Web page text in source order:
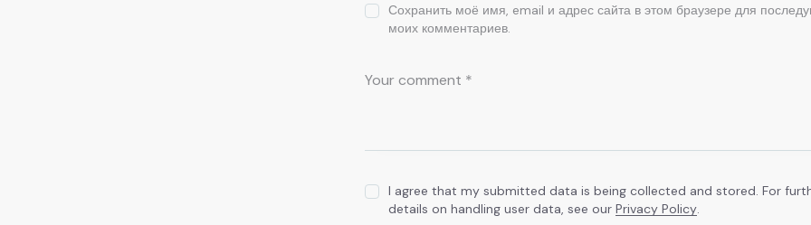
Сохранить моё имя, email и адрес сайта в этом браузере для
моих комментариев.
I agree that my submitted data is being collected and stored. For
details on handling user data, see our Privacy Policy.